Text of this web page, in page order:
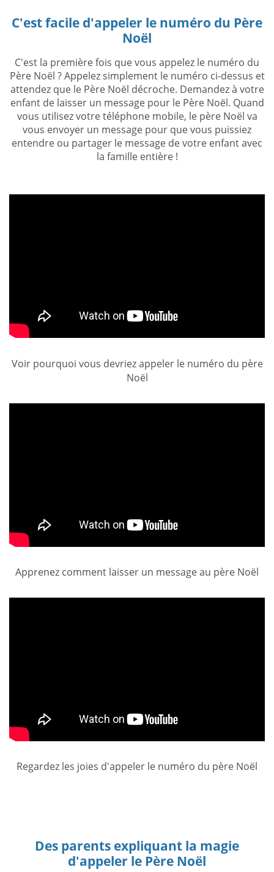
C'est facile d'appeler le numéro du Père
Noël
C'est la première fois que vous appelez le numéro du
Père Noël ? Appelez simplement le numéro ci-dessus et
attendez que le Père Noël décroche. Demandez à votre
enfant de laisser un message pour le Père Noël. Quand
vous utilisez votre téléphone mobile, le père Noël va
vous envoyer un message pour que vous puissiez
entendre ou partager le message de votre enfant avec
la famille entière !
Voir pourquoi vous devriez appeler le numéro du père
Noël
Apprenez comment laisser un message au père Noël
Regardez les joies d'appeler le numéro du père Noël
Des parents expliquant la magie
d'appeler le Père Noël